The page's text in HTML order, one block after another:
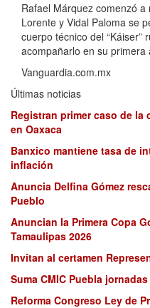
Rafael Márquez comenzó
Lorente y Vidal Paloma se
cuerpo técnico del “Káiser”
acompañarlo en su primera
Vanguardia.com.mx
Últimas noticias
Registran primer caso de la
en Oaxaca
Banxico mantiene tasa de
inflación
Anuncia Delfina Gómez
Pueblo
Anuncian la Primera Copa
Tamaulipas 2026
Invitan al certamen
Suma CMIC Puebla
Reforma Congreso Ley de